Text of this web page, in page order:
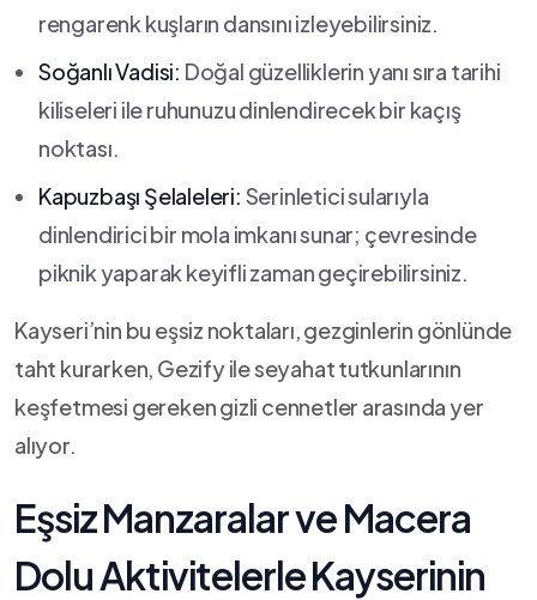
⁢rengarenk kuşların dansını izleyebilirsiniz.
Soğanlı Vadisi: Doğal güzelliklerin yanı sıra tarihi
kiliseleri ile ‌ruhunuzu ​dinlendirecek bir kaçış
noktası.
Kapuzbaşı Şelaleleri: Serinletici ‍sularıyla​
dinlendirici bir mola imkanı ‍sunar; çevresinde
piknik yaparak keyifli zaman​ geçirebilirsiniz.
Kayseri’nin bu eşsiz⁣ noktaları, ⁢gezginlerin gönlünde ​
taht kurarken, Gezify ile seyahat ⁤tutkunlarının
keşfetmesi gereken gizli cennetler⁣ arasında yer
‍alıyor.
Eşsiz ⁢Manzaralar ve Macera
Dolu Aktivitelerle ⁢Kayserinin